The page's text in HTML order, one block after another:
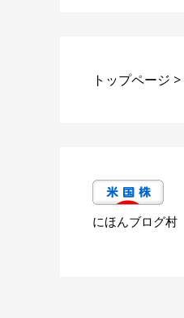
トップページ >
にほんブログ村